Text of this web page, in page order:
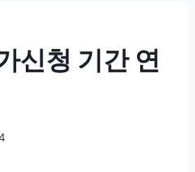
신청 기간 연